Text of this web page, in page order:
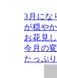
3月にな
が穏や
お花見
今月の
たっぷ